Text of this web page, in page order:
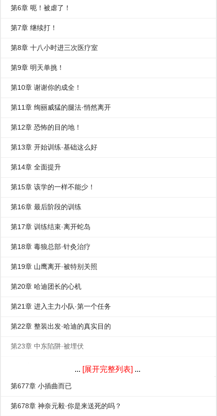
第6章 呃！被虐了！
第7章 继续打！
第8章 十八小时进三次医疗室
第9章 明天单挑！
第10章 谢谢你的成全！
第11章 绚丽威猛的腿法·悄然离开
第12章 恐怖的目的地！
第13章 开始训练·基础这么好
第14章 全面提升
第15章 该学的一样不能少！
第16章 最后阶段的训练
第17章 训练结束·离开蛇岛
第18章 毒狼总部·针灸治疗
第19章 山鹰离开·被特别关照
第20章 哈迪团长的心机
第21章 进入主力小队·第一个任务
第22章 整装出发·哈迪的真实目的
第23章 中东陷阱·被埋伏
... [展开完整列表] ...
第677章 小插曲而已
第678章 神奈元毅·你是来送死的吗？